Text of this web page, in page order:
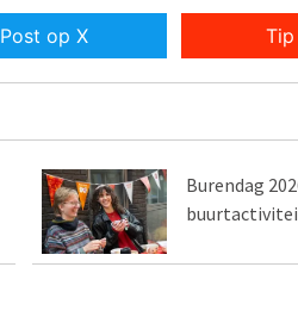
Post op X
Burendag